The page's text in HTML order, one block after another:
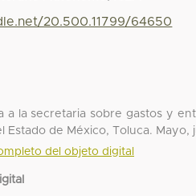
20.500.11799/64650
a la secretaria sobre gastos y
Estado de México, Toluca. Mayo,
del objeto digital